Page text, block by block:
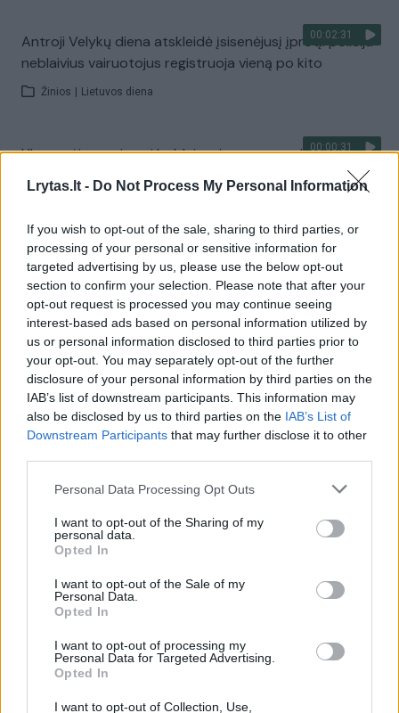
Lrytas.lt - Do Not Process My Personal Information
If you wish to opt-out of the sale, sharing to third parties, or
processing of your personal or sensitive information for
targeted advertising by us, please use the below opt-out
section to confirm your selection. Please note that after your
opt-out request is processed you may continue seeing
interest-based ads based on personal information utilized by
us or personal information disclosed to third parties prior to
your opt-out. You may separately opt-out of the further
disclosure of your personal information by third parties on the
IAB’s list of downstream participants. This information may
also be disclosed by us to third parties on the IAB’s List of
Downstream Participants that may further disclose it to other
Personal Data Processing Opt Outs
I want to opt-out of the Sharing of my
personal data.
Opted In
I want to opt-out of the Sale of my
Personal Data.
Opted In
I want to opt-out of processing my
Personal Data for Targeted Advertising.
Opted In
I want to opt-out of Collection, Use,
00:02:31
Antroji Velykų diena atskleidė įsisenėjusį įprotį: policija
neblaivius vairuotojus registruoja vieną po kito
Žinios Lietuvos diena
00:00:31
Ukmergėje gaminami baldai – visame pasaulyje:
Skiepijimo nuo koronaviruso tempai Lietuvoje gerokai
sulėtėjo: svarstoma apie papildomas skatinimo
priemones
Žinios | Lietuvos diena
00:06:00
R. Janickas: Ukmergėje sudėtingas etapas jau įveiktas
Žinios Lietuvos diena
00:01:10
Koronaviruso statistika sparčiai kyla: patvirtinti dar du
Žinios | Lietuvos diena
00:20:59
Ukmergės meras R. Janickas: „Mokykitės iš Ukmergės
Laidos | Lietuva tiesiogiai